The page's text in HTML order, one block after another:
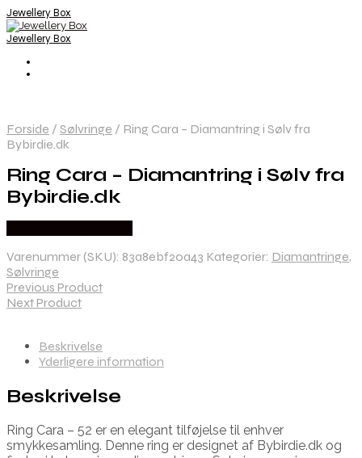
Jewellery Box
Jewellery Box
Forside / Sølvringe / Ring Cara – Diamantring i Sølv fra
Bybirdie.dk
Ring Cara – Diamantring i Sølv fra
Bybirdie.dk
Varenummer (SKU): 83a8ebf20a43 Kategorier: Diamantringe,
Sølvringe
Previous Product
Next Product
Beskrivelse
Yderligere information
Beskrivelse
Ring Cara – 52 er en elegant tilføjelse til enhver
smykkesamling. Denne ring er designet af Bybirdie.dk og